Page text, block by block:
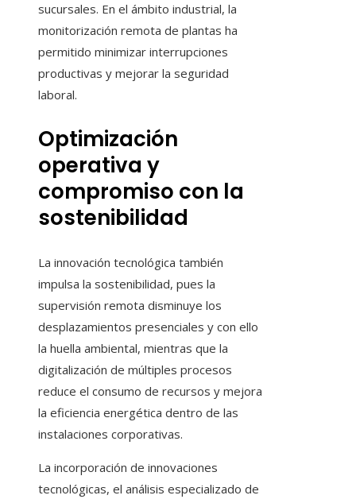
sucursales. En el ámbito industrial, la
monitorización remota de plantas ha
permitido minimizar interrupciones
productivas y mejorar la seguridad
laboral.
Optimización
operativa y
compromiso con la
sostenibilidad
La innovación tecnológica también
impulsa la sostenibilidad, pues la
supervisión remota disminuye los
desplazamientos presenciales y con ello
la huella ambiental, mientras que la
digitalización de múltiples procesos
reduce el consumo de recursos y mejora
la eficiencia energética dentro de las
instalaciones corporativas.
La incorporación de innovaciones
tecnológicas, el análisis especializado de